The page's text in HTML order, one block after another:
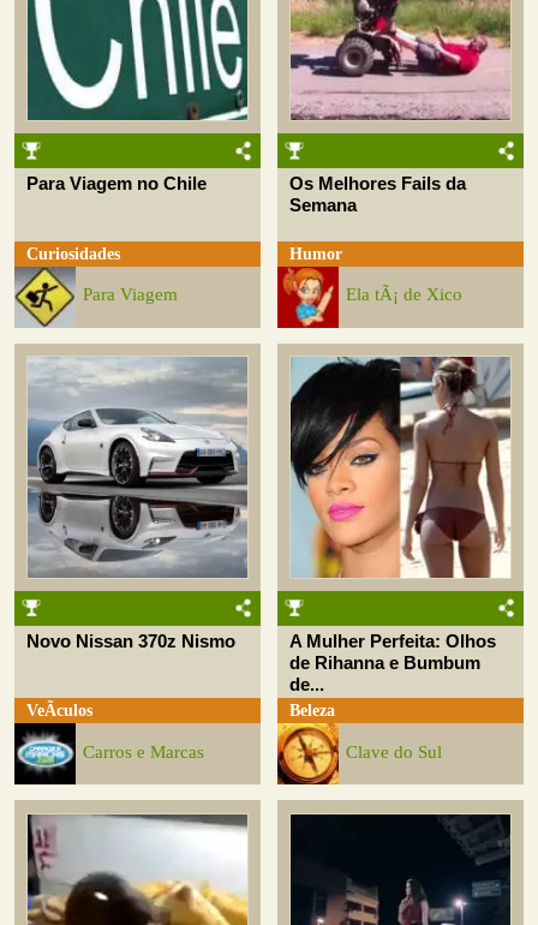
Para Viagem no Chile
Curiosidades
Para Viagem
Os Melhores Fails da
Semana
Humor
Ela tÃ¡ de Xico
Novo Nissan 370z Nismo
VeÃ­culos
Carros e Marcas
A Mulher Perfeita: Olhos
de Rihanna e Bumbum
de...
Beleza
Clave do Sul